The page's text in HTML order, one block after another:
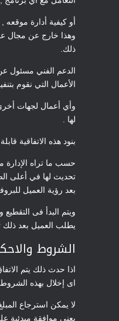
أو كيفية أدارة موقعه
وهذا خارج عن مجال
ذلك.
الدعم الفني مسئول
الأعمال التي نقوم
وأي أعمال لجهات
لها .
بنود هذه الاتفاقية
حسب ما تراه الإدارة
تحديث لها في أعلى
بعد رؤية العميل
ويتم البدأ فى التقطيع
يطلب العميل بعد ذلك
الشروط
اذا حدث ذلك يتم
اى إخلال بهذه
لا يمكن استرجاع
يعنى موافقة مبدئية